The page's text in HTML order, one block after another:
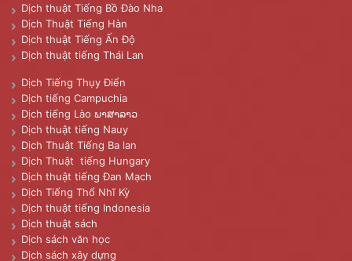
Dịch thuật Tiếng Bồ Đào Nha
Dịch Thuật Tiếng Hàn
Dịch thuật Tiếng Ấn Độ
Dịch thuật tiếng Thái Lan
Dịch Tiếng Thụy Điển
Dịch tiếng Campuchia
Dịch tiếng Lào ພາສາລາວ
Dịch thuật tiếng Nauy
Dịch Thuật Tiếng Ba lan
Dịch Thuật tiếng Hungary
Dịch thuật tiếng Đan Mạch
Dịch Tiếng Thổ Nhĩ Kỳ
Dịch thuật tiếng Indonesia
Dịch thuật sách
Dịch sách văn học
Dịch sách xây dựng